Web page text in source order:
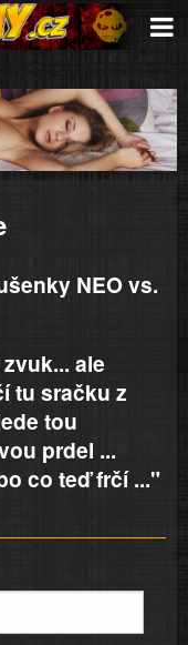
NEO vs.
ale
tu sračku z
tou
prdel ...
co teď frčí ..."